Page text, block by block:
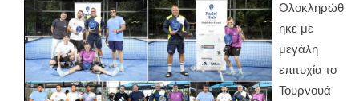
Ολοκληρώθ
ηκε με
μεγάλη
επιτυχία το
Τουρνουά